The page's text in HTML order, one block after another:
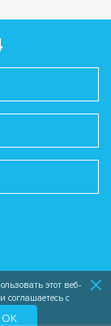
этот веб-
соглашаетесь с
OK